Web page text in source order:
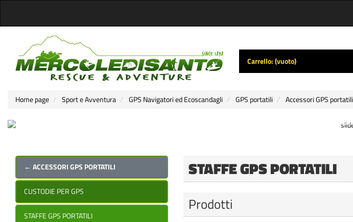
Carrello:(vuoto)
Home page Sport e Avventura GPS Navigatori ed Ecoscandagli GPS portatili Accessori GPS portatili
← ACCESSORI GPS PORTATILI
CUSTODIE PER GPS
STAFFE GPS PORTATILI
STAFFE GPS PORTATILI
Prodotti